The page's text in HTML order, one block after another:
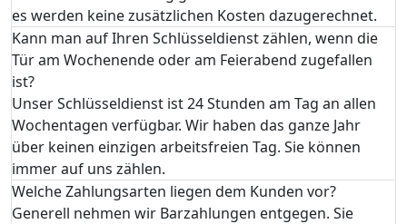
es werden keine zusätzlichen Kosten dazugerechnet.
Kann man auf Ihren Schlüsseldienst zählen, wenn die
Tür am Wochenende oder am Feierabend zugefallen
ist?
Unser Schlüsseldienst ist 24 Stunden am Tag an allen
Wochentagen verfügbar. Wir haben das ganze Jahr
über keinen einzigen arbeitsfreien Tag. Sie können
immer auf uns zählen.
Welche Zahlungsarten liegen dem Kunden vor?
Generell nehmen wir Barzahlungen entgegen. Sie